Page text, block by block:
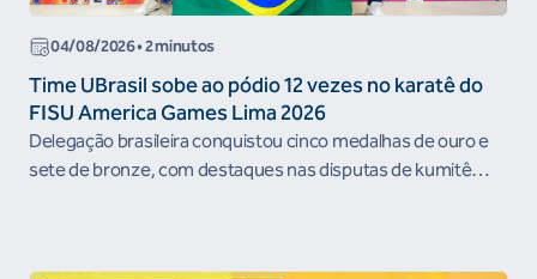
04/08/2026 • 2 minutos
Time UBrasil sobe ao pódio 12 vezes no karatê do
FISU America Games Lima 2026
Delegação brasileira conquistou cinco medalhas de ouro e
sete de bronze, com destaques nas disputas de kumitê